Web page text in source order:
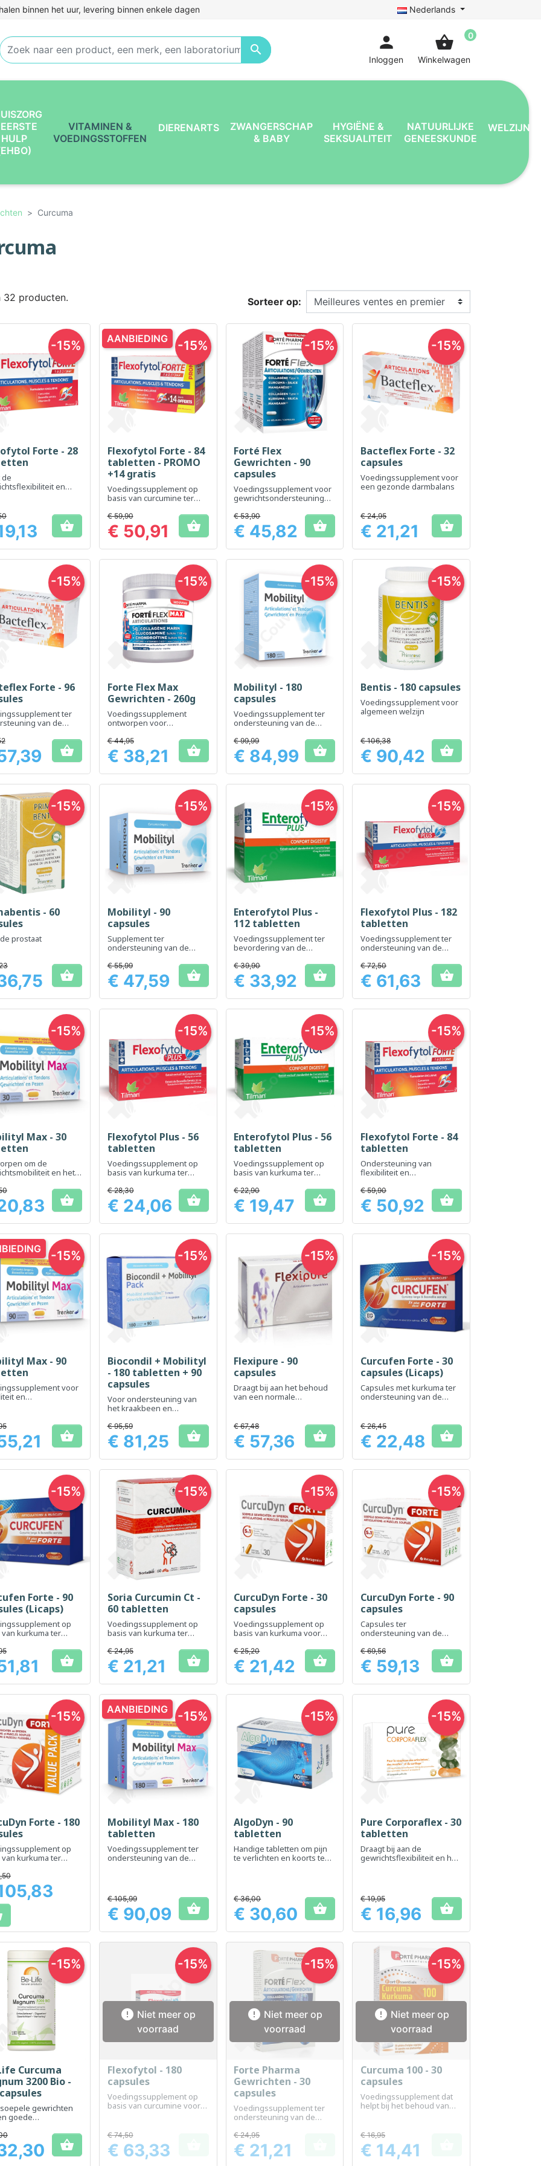
binnen het uur, levering binnen enkele dagen Nederlands
 person
Inloggen
shopping_basket 0
Winkelwagen
HULP
VITAMINEN &
VOEDINGSSTOFFEN
DIERENARTS
ZWANGERSCHAP
& BABY
HYGIËNE &
SEKSUALITEIT
NATUURLIJKE
GENEESKUNDE
WELZIJN
Curcuma
32 producten. Sorteer op:
Snel bekijken
Forte - 28
de
en

-15%
Snel bekijken
Flexofytol Forte - 84
tabletten - PROMO
+14 gratis
Voedingssupplement op
basis van curcumine ter
behoud van de flexibiliteit
van de gewrichten
Prijs
€ 59,90
€ 50,91 
AANBIEDING -15%
 Snel bekijken
Forté Flex
Gewrichten - 90
capsules
Voedingssupplement voor
gewrichtsondersteuning
Prijs
€ 53,90
€ 45,82 
-15%
Snel bekijken
Bacteflex Forte - 32
capsules
Voedingssupplement voor
een gezonde darmbalans
Prijs
€ 24,95
€ 21,21 
-15%
Snel bekijken
Forte - 96
ter
van de

-15%
 Snel bekijken
Forte Flex Max
Gewrichten - 260g
Voedingssupplement
ontworpen voor
Prijs
€ 44,95
€ 38,21 
-15%
Snel bekijken
Mobilityl - 180
capsules
Voedingssupplement ter
ondersteuning van de
flexibiliteit
Prijs
€ 99,99
€ 84,99 
-15%
Snel bekijken
Bentis - 180 capsules
Voedingssupplement voor
algemeen welzijn
Prijs
€ 106,38
€ 90,42 
-15%
Snel bekijken
- 60
prostaat

-15%
Snel bekijken
Mobilityl - 90
capsules
Supplement ter
ondersteuning van de
comfort
Prijs
€ 55,99
€ 47,59 
-15%
Snel bekijken
Enterofytol Plus -
112 tabletten
Voedingssupplement ter
bevordering van de
darmfunctie
Prijs
€ 39,90
€ 33,92 
-15%
Snel bekijken
Flexofytol Plus - 182
tabletten
Voedingssupplement ter
ondersteuning van de
van de gewrichten.
Prijs
€ 72,50
€ 61,63 
-15%
Snel bekijken
Max - 30
om de
en het

-15%
Snel bekijken
Flexofytol Plus - 56
tabletten
Voedingssupplement op
basis van kurkuma ter
gewrichten
Prijs
€ 28,30
€ 24,06 
-15%
Snel bekijken
Enterofytol Plus - 56
tabletten
Voedingssupplement op
basis van kurkuma ter
spijsvertering en het
darmcomfort
Prijs
€ 22,90
€ 19,47 
-15%
Snel bekijken
Flexofytol Forte - 84
tabletten
Ondersteuning van
flexibiliteit en
een verrijkte formule
Prijs
€ 59,90
€ 50,92 
-15%
Snel bekijken
Max - 90
voor
en

-15%
Snel bekijken
Biocondil + Mobilityl
- 180 tabletten + 90
capsules
Voor ondersteuning van
het kraakbeen en
gewrichtsmobiliteit
Prijs
€ 95,59
€ 81,25 
-15%
Snel bekijken
Flexipure - 90
capsules
Draagt ​​bij aan het behoud
van een normale
Prijs
€ 67,48
€ 57,36 
-15%
Snel bekijken
Curcufen Forte - 30
capsules (Licaps)
Capsules met kurkuma ter
ondersteuning van de
Prijs
€ 26,45
€ 22,48 
-15%
Snel bekijken
Forte - 90
(Licaps)
op
kurkuma ter

-15%
 Snel bekijken
Soria Curcumin Ct -
60 tabletten
Voedingssupplement op
basis van kurkuma ter
gezondheid en flexibiliteit
van de gewrichten
Prijs
€ 24,95
€ 21,21 
-15%
Snel bekijken
CurcuDyn Forte - 30
capsules
Voedingssupplement op
basis van kurkuma voor
en flexibiliteit
Prijs
€ 25,20
€ 21,42 
-15%
Snel bekijken
CurcuDyn Forte - 90
capsules
Capsules ter
ondersteuning van de
gewrichtscomfort
Prijs
€ 69,56
€ 59,13 
-15%
Snel bekijken
Forte - 180
op
kurkuma ter
en de flexibiliteit
gewrichten
-15%
Snel bekijken
Mobilityl Max - 180
tabletten
Voedingssupplement ter
ondersteuning van de
Prijs
€ 105,99
€ 90,09 
AANBIEDING -15%
Snel bekijken
AlgoDyn - 90
tabletten
Handige tabletten om pijn
te verlichten en koorts te
Prijs
€ 36,00
€ 30,60 
-15%
Snel bekijken
Pure Corporaflex - 30
tabletten
Draagt ​​bij aan de
gewrichtsflexibiliteit en het
Prijs
€ 19,95
€ 16,96 
-15%
Snel bekijken
Curcuma
3200 Bio -
gewrichten
goede

-15%
 Niet meer op
voorraad
Snel bekijken
Flexofytol - 180
capsules
Voedingssupplement op
basis van curcumine voor
gewrichten en het
beperken van de
veroudering van het
kraakbeen
Prijs
€ 74,50
€ 63,33
-15%
 Niet meer op
voorraad
 Snel bekijken
Forte Pharma
Gewrichten - 30
capsules
Voedingssupplement ter
ondersteuning van de
gewrichten
Prijs
€ 24,95
€ 21,21
-15%
 Niet meer op
voorraad
Snel bekijken
Curcuma 100 - 30
capsules
Voedingssupplement dat
helpt bij het behoud van
Prijs
€ 16,95
€ 14,41
-15%